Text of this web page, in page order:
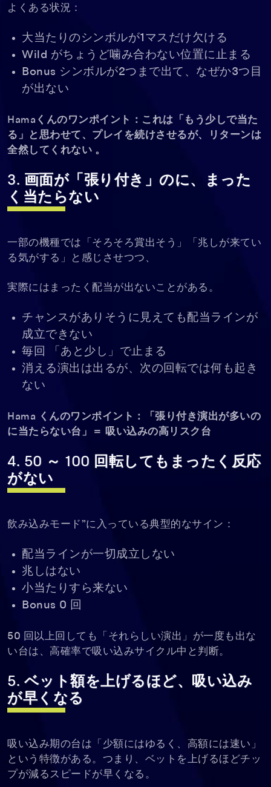
よくある状況：
大当たりのシンボルが1マスだけ欠ける
Wild がちょうど噛み合わない位置に止まる
Bonus シンボルが2つまで出て、なぜか3つ目
が出ない
Hamaくんのワンポイント：これは「もう少しで当た
る」と思わせて、プレイを続けさせるが、リターンは
全然してくれない 。
3. 画面が「張り付き」のに、まった
く当たらない
一部の機種では「そろそろ賞出そう」「兆しが来てい
る気がする」と感じさせつつ、
実際にはまったく配当が出ないことがある。
チャンスがありそうに見えても配当ラインが
成立できない
毎回 「あと少し」で止まる
消える演出は出るが、次の回転では何も起き
ない
Hama くんのワンポイント：「張り付き演出が多いの
に当たらない台」＝ 吸い込みの高リスク台
4. 50 ～ 100 回転してもまったく反応
がない
飲み込みモード”に入っている典型的なサイン：
配当ラインが一切成立しない
兆しはない
小当たりすら来ない
Bonus 0 回
50 回以上回しても「それらしい演出」が一度も出な
い台は、高確率で吸い込みサイクル中と判断。
5. ベット額を上げるほど、吸い込み
が早くなる
吸い込み期の台は「少額にはゆるく、高額には速い」
という特徴がある。つまり、ベットを上げるほどチッ
プが減るスピードが早くなる。